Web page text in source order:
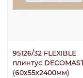
95126/32 FLEXIBLE
плинтус
(60х55х2400мм)